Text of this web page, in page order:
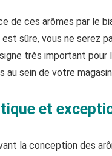
de ces arômes par le
est sûre, vous ne
très important pour
sein de votre
et
la conception des